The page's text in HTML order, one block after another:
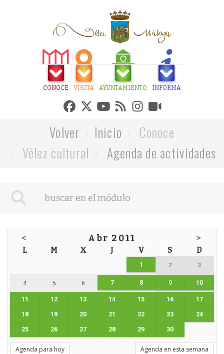
CONOCE VISITA AYUNTAMIENTO INFORMA
Volver Inicio
Conoce
Vélez cultural
Agenda de actividades
< Abr 2011 >
L M X J V S D
1 2 3
4 5 6 7 8 9 10
11 12 13 14 15 16 17
18 19 20 21 22 23 24
25 26 27 28 29 30
Agenda para hoy Agenda en esta semana